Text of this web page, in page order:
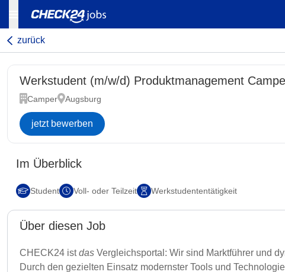
zurück
Werkstudent (m/w/d) Produktmanagement
Camper Augsburg
jetzt bewerben
Im Überblick
Student Voll- oder Teilzeit Werkstudententätigkeit
Über diesen Job
CHECK24 istdas Vergleichsportal: Wir sind Marktführer und
Durch den gezielten Einsatz modernster Tools und